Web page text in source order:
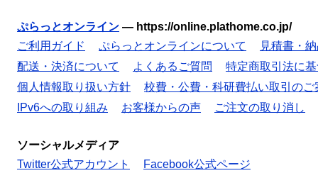
ぷらっとオンライン — https://online.plathome.co.jp/
ご利用ガイド
ぷらっとオンラインについて
見積書・
配送・決済について
よくあるご質問
特定商取引法に
個人情報取り扱い方針
校費・公費・科研費払い取引のご
IPv6への取り組み
お客様からの声 ご注文の取り消し
ソーシャルメディア
Twitter公式アカウント
Facebook公式ページ